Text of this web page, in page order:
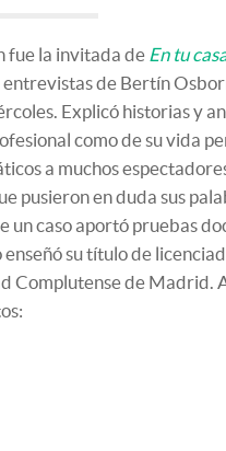
fue la invitada de En tu
de Bertín
Explicó historias y
como de su vida
a muchos
pusieron en duda sus
un caso aportó pruebas
enseñó su título de
Complutense de Madrid.